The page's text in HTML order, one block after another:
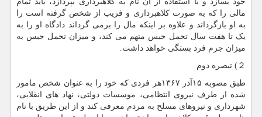
مالی را که به صورت کلاهبرداری و فریب از شخص گرفته است را
به او بازگرداند و علاوه بر اینکه مال را برمی گرداند دادگاه او را به
یک تا هفت سال تحمل حبس متهم می کند، و میزان تحمل حبس به
میزان جرم فرد بستگی خواهد داشت.
２) تبصره دوم
طبق مصوبه ۱۵آذر ۱۳۶۷هر فردی که خود را به عنوان شخص مامور
شده از طرف نیروی انتظامی، موسسات دولتی، نهاد های انقلابی،
شهرداری و نیروهای مسلح به مردم معرفی کند و از این طریق با نام